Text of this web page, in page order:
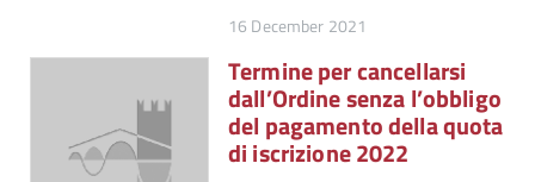
16 December 2021
Termine per cancellarsi
dall’Ordine senza l’obbligo
del pagamento della quota
di iscrizione 2022